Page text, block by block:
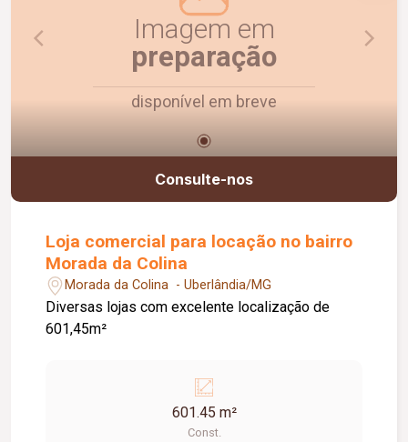
Imagem em
preparação
disponível em breve
Consulte-nos
Loja comercial para locação no bairro
Morada da Colina
Morada da Colina - Uberlândia/MG
Diversas lojas com excelente localização de
601,45m²
601.45 m²
Const.